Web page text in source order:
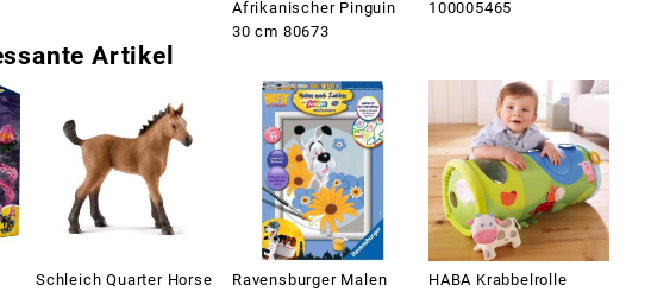
Afrikanischer Pinguin
30 cm 80673
100005465
Artikel
Schleich Quarter Horse
Ravensburger Malen
HABA Krabbelrolle